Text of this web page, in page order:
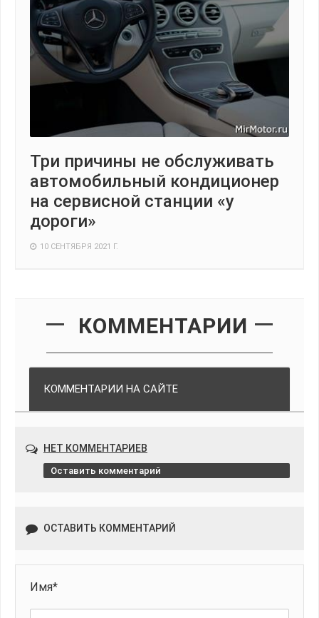
Три причины не обслуживать
автомобильный кондиционер
на сервисной станции «у
дороги»
10 СЕНТЯБРЯ 2021 Г.
КОММЕНТАРИИ
КОММЕНТАРИИ НА САЙТЕ
НЕТ КОММЕНТАРИЕВ
Оставить комментарий
ОСТАВИТЬ КОММЕНТАРИЙ
Имя*